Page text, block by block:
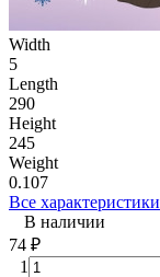
Width
5
Length
290
Height
245
Weight
0.107
Все характеристики
В наличии
74 ₽
1